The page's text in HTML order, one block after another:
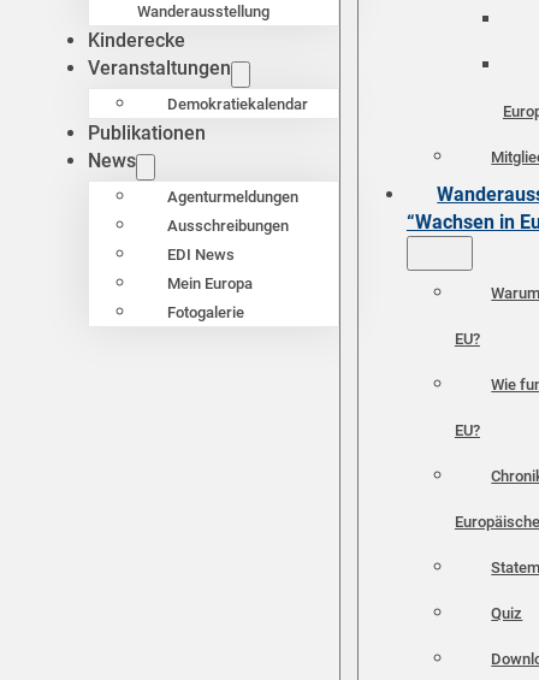
Wanderausstellung
Kinderecke
Veranstaltungen
Demokratiekalendar
Publikationen
News
Agenturmeldungen
Ausschreibungen
EDI News
Mein Europa
Fotogalerie
“Wachsen in
EU?
Wie
EU?
Quiz